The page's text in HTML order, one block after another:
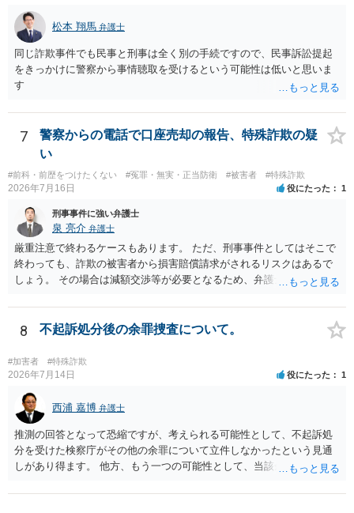
松本 翔馬 弁護士
同じ詐欺事件でも民事と刑事は全く別の手続ですので、民事訴訟提起
をきっかけに警察から事情聴取を受けるという可能性は低いと思いま
す
7
警察からの電話で口座売却の報告、特殊詐欺の疑
い
#前科・前歴をつけたくない #冤罪・無実・正当防衛 #被害者 #特殊詐欺
2026年7月16日 役にたった 1
刑事事件に強い弁護士
泉 亮介 弁護士
厳重注意で終わるケースもあります。 ただ、刑事事件としてはそこで
終わっても、詐欺の被害者から損害賠償請求がされるリスクはあるで
しょう。 その場合は減額交渉等が必要となるため、弁護士を立てるか
8 不起訴処分後の余罪捜査について。
#加害者 #特殊詐欺
2026年7月14日 役にたった 1
西浦 嘉博 弁護士
推測の回答となって恐縮ですが、考えられる可能性として、不起訴処
分を受けた検察庁がその他の余罪について立件しなかったという見通
しがあり得ます。 他方、もう一つの可能性として、当該余罪について
停滞しているということも考え得る所です。 上記、ご参考ください。